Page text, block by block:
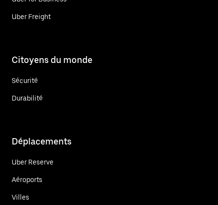
Uber Freight
Citoyens du monde
Sécurité
Durabilité
Déplacements
Uber Reserve
Aéroports
Villes